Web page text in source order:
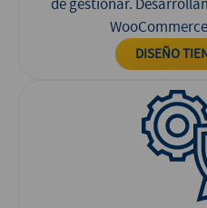
de gestionar.
DISEÑO